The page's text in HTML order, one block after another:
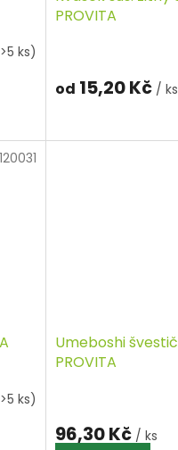
ks)
PROVITA
od 15,20 Kč / ks
ks)
Umeboshi
PROVITA
96,30 Kč / ks